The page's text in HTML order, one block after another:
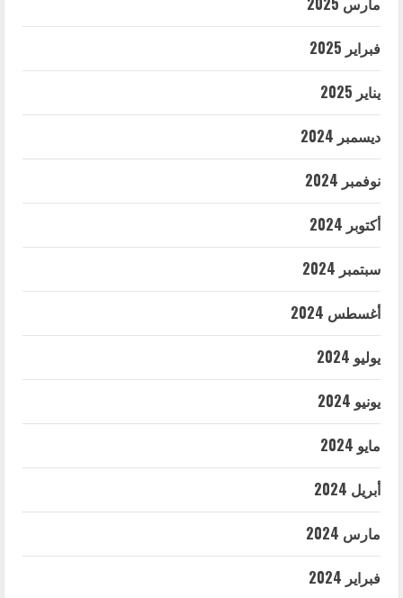
فبراير 2025
يناير 2025
ديسمبر 2024
نوفمبر 2024
أكتوبر 2024
سبتمبر 2024
أغسطس 2024
يوليو 2024
يونيو 2024
مايو 2024
أبريل 2024
مارس 2024
فبراير 2024